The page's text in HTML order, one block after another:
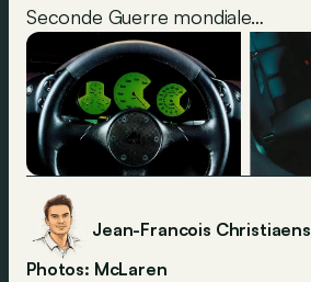
Seconde Guerre mondiale…
Jean-Francois Christiaens
Photos: McLaren